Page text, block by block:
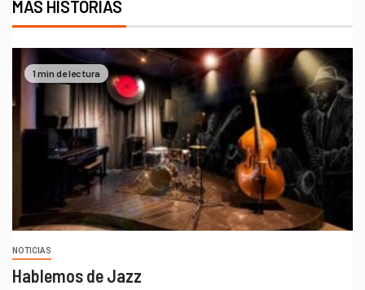
MÁS HISTORIAS
1 min de lectura
NOTICIAS
Hablemos de Jazz